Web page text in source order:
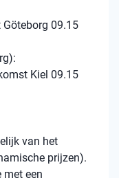
09.15
Kiel 09.15
van het
prijzen).
met een